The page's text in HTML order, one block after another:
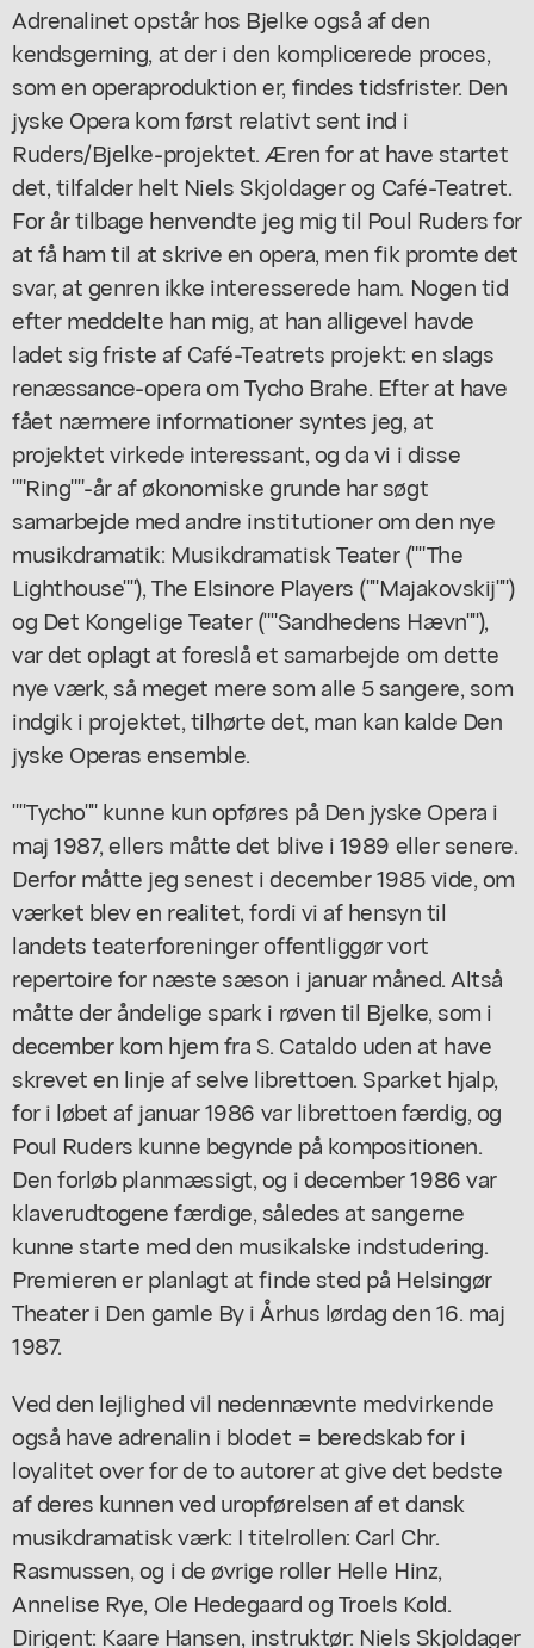
Adrenalinet opstår hos Bjelke også af den
kendsgerning, at der i den komplicerede proces,
som en operaproduktion er, findes tidsfrister. Den
jyske Opera kom først relativt sent ind i
Ruders/Bjelke-projektet. Æren for at have startet
det, tilfalder helt Niels Skjoldager og Café-Teatret.
For år tilbage henvendte jeg mig til Poul Ruders for
at få ham til at skrive en opera, men fik promte det
svar, at genren ikke interesserede ham. Nogen tid
efter meddelte han mig, at han alligevel havde
ladet sig friste af Café-Teatrets projekt: en slags
renæssance-opera om Tycho Brahe. Efter at have
fået nærmere informationer syntes jeg, at
projektet virkede interessant, og da vi i disse
""Ring""-år af økonomiske grunde har søgt
samarbejde med andre institutioner om den nye
musikdramatik: Musikdramatisk Teater (""The
Lighthouse""), The Elsinore Players (""Majakovskij"")
og Det Kongelige Teater (""Sandhedens Hævn""),
var det oplagt at foreslå et samarbejde om dette
nye værk, så meget mere som alle 5 sangere, som
indgik i projektet, tilhørte det, man kan kalde Den
jyske Operas ensemble.
""Tycho"" kunne kun opføres på Den jyske Opera i
maj 1987, ellers måtte det blive i 1989 eller senere.
Derfor måtte jeg senest i december 1985 vide, om
værket blev en realitet, fordi vi af hensyn til
landets teaterforeninger offentliggør vort
repertoire for næste sæson i januar måned. Altså
måtte der åndelige spark i røven til Bjelke, som i
december kom hjem fra S. Cataldo uden at have
skrevet en linje af selve librettoen. Sparket hjalp,
for i løbet af januar 1986 var librettoen færdig, og
Poul Ruders kunne begynde på kompositionen.
Den forløb planmæssigt, og i december 1986 var
klaverudtogene færdige, således at sangerne
kunne starte med den musikalske indstudering.
Premieren er planlagt at finde sted på Helsingør
Theater i Den gamle By i Århus lørdag den 16. maj
1987.
Ved den lejlighed vil nedennævnte medvirkende
også have adrenalin i blodet = beredskab for i
loyalitet over for de to autorer at give det bedste
af deres kunnen ved uropførelsen af et dansk
musikdramatisk værk: I titelrollen: Carl Chr.
Rasmussen, og i de øvrige roller Helle Hinz,
Annelise Rye, Ole Hedegaard og Troels Kold.
Dirigent: Kaare Hansen, instruktør: Niels Skjoldager